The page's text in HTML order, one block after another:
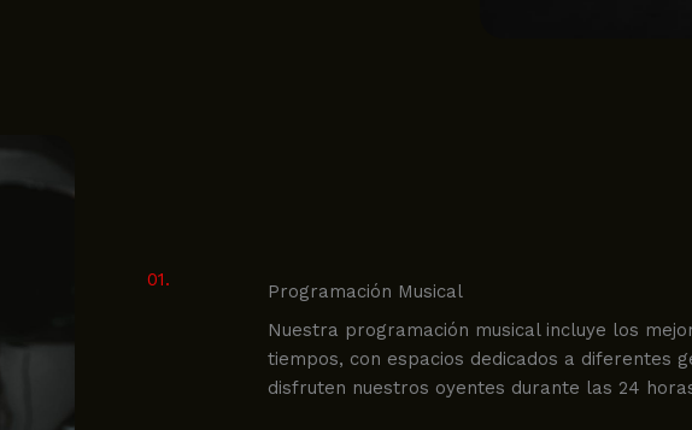
01.
Programación Musical
Nuestra programación musical incluye los
tiempos, con espacios dedicados a diferentes
disfruten nuestros oyentes durante las 24